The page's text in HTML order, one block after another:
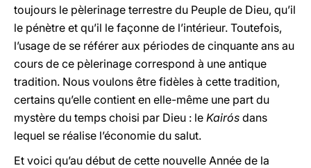
toujours le pèlerinage terrestre du Peuple de Dieu, qu’il
le pénètre et qu’il le façonne de l’intérieur. Toutefois,
l’usage de se référer aux périodes de cinquante ans au
cours de ce pèlerinage correspond à une antique
tradition. Nous voulons être fidèles à cette tradition,
certains qu’elle contient en elle-même une part du
mystère du temps choisi par Dieu : le Kairós dans
lequel se réalise l’économie du salut.
Et voici qu’au début de cette nouvelle Année de la